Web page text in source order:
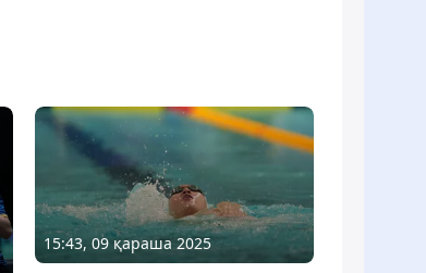
15:43, 09 қараша 2025